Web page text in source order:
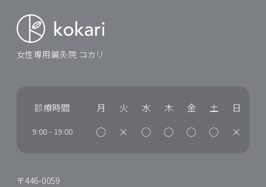
女性専用鍼灸院 コカリ
診療時間 月 火 水 木 金 土 日
9:00 - 19:00 ◯ × ◯ ◯ ◯ ◯ ×
〒446-0059